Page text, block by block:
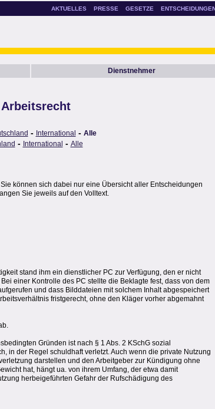
AKTUELLES PRESSE GESETZE
Dienstnehmer
- International - Alle
- International - Alle
können sich dabei nur eine Übersicht aller Entscheidungen
Sie jeweils auf den Volltext.
stand ihm ein dienstlicher PC zur Verfügung, den er nicht
einer Kontrolle des PC stellte die Beklagte fest, dass von dem
und dass Bilddateien mit solchem Inhalt abgespeichert
fristgerecht, ohne den Kläger vorher abgemahnt
Gründen ist nach § 1 Abs. 2 KSchG sozial
in der Regel schuldhaft verletzt. Auch wenn die private Nutzung
darstellen und den Arbeitgeber zur Kündigung ohne
hat, hängt ua. von ihrem Umfang, der etwa damit
herbeigeführten Gefahr der Rufschädigung des